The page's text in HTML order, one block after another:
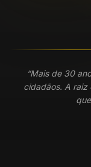
“Mais de 30
cidadãos. A raiz